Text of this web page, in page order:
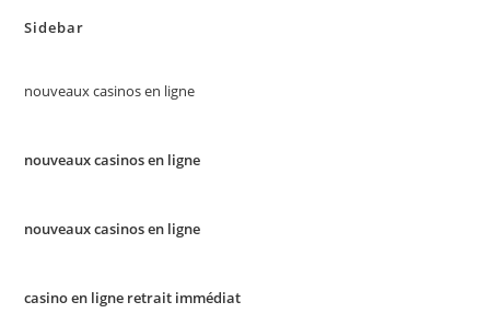
Sidebar
nouveaux casinos en ligne
nouveaux casinos en ligne
nouveaux casinos en ligne
casino en ligne retrait immédiat